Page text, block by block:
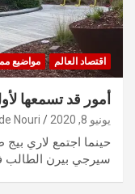
اقتصاد العالم مواضيع
أمور قد تسمعها
يونيو 8, 2020 Nouri
حينما اجتمع لاري
سيرجي بيرن الطالب